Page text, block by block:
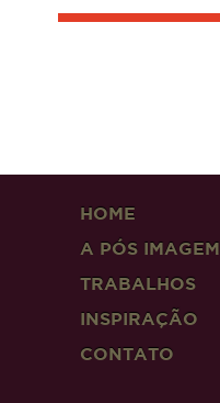
HOME
A PÓS IMAGEM
TRABALHOS
INSPIRAÇÃO
CONTATO